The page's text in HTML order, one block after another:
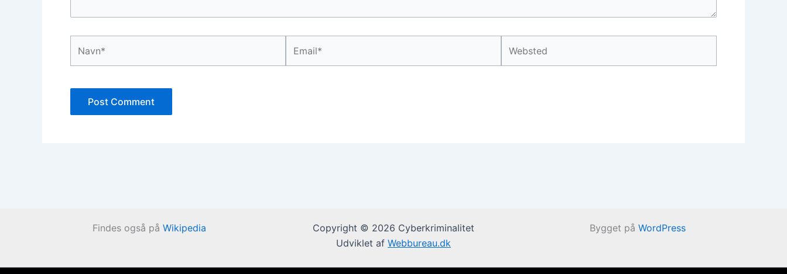
Findes også påWikipedia
Copyright © 2026 Cyberkriminalitet
Udviklet af Webbureau.dk
Bygget på WordPress